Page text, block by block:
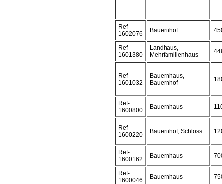
Ref-
1602076
Bauernhof
Ref-
1601380
Landhaus,
Mehrfamilienhaus
Ref-
1601032
Bauernhaus,
Bauernhof
Ref-
1600800
Bauernhaus
Ref-
1600220
Bauernhof, Schloss
Ref-
1600162
Bauernhaus
Ref-
1600046
Bauernhaus